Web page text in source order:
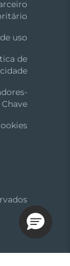
uso
de
Chave